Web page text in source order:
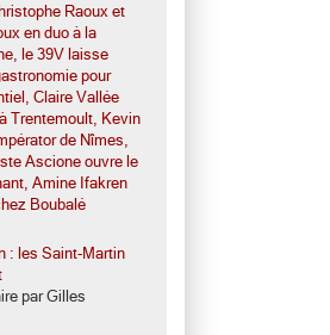
Raoux et
en duo à la
le 39V laisse
pour
Claire Vallée
Trentemoult, Kevin
de Nîmes,
Ascione ouvre le
Amine Ifakren
Boubalé
: les Saint-Martin
par Gilles